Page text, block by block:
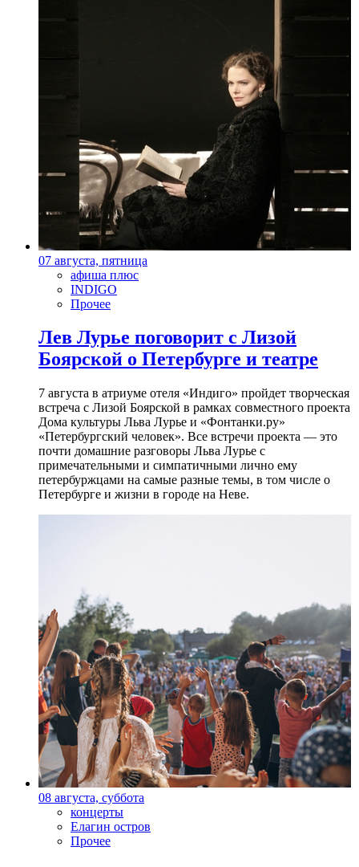
07 августа, пятница
афиша плюс
INDIGO
Прочее
Лев Лурье поговорит с Лизой
Боярской о Петербурге и театре
7 августа в атриуме отеля «Индиго» пройдет творческая
встреча с Лизой Боярской в рамках совместного проекта
Дома культуры Льва Лурье и «Фонтанки.ру»
«Петербургский человек». Все встречи проекта — это
почти домашние разговоры Льва Лурье с
примечательными и симпатичными лично ему
петербуржцами на самые разные темы, в том числе о
Петербурге и жизни в городе на Неве.
08 августа, суббота
концерты
Елагин остров
Прочее